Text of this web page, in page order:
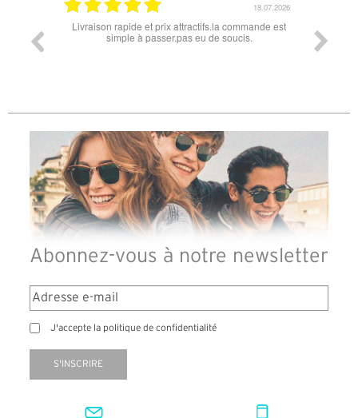
18.07.2026
Livraison rapide et prix attractifs.la commande est
simple à passer.pas eu de soucis.
Abonnez-vous à notre newsletter
J'accepte la politique de confidentialité
S'INSCRIRE